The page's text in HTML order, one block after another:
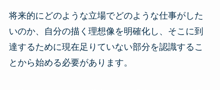
将来的にどのような立場でどのような仕事がした
いのか、自分の描く理想像を明確化し、そこに到
達するために現在足りていない部分を認識するこ
とから始める必要があります。